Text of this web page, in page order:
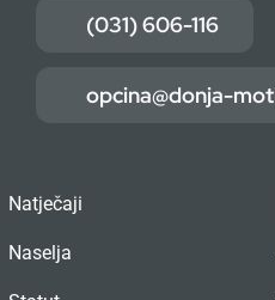
(031) 606-116
opcina@donja-
Natječaji
Naselja